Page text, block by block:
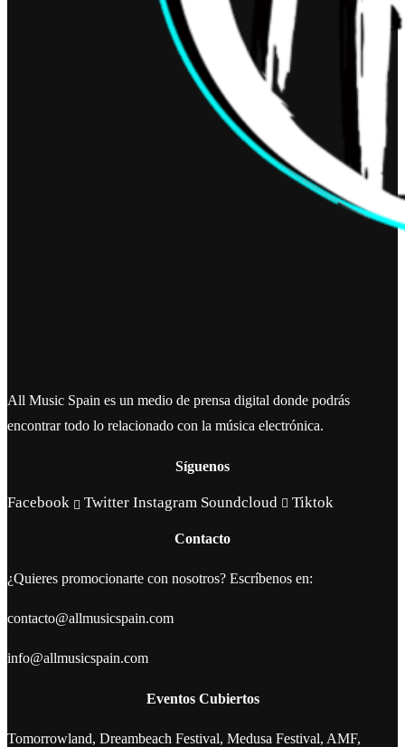
All Music Spain es un medio de prensa digital donde podrás
encontrar todo lo relacionado con la música electrónica.
Síguenos
Facebook Twitter Instagram Soundcloud Tiktok
Contacto
¿Quieres promocionarte con nosotros? Escríbenos en:
contacto@allmusicspain.com
info@allmusicspain.com
Eventos Cubiertos
Tomorrowland, Dreambeach Festival, Medusa Festival, AMF,